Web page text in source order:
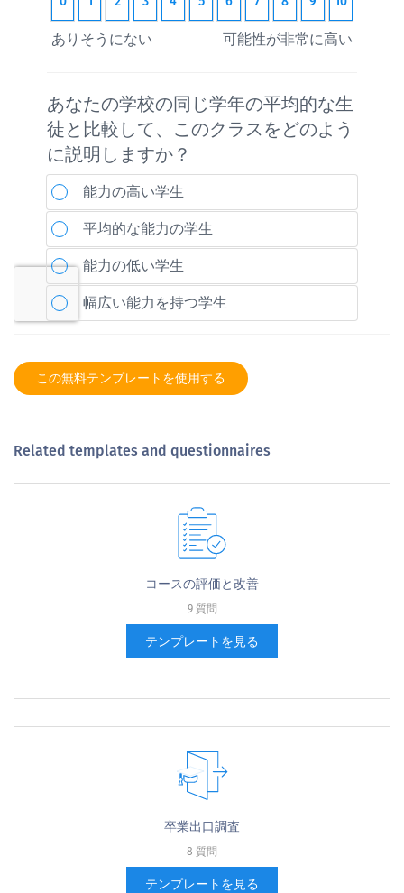
この無料テンプレートを使用する
Related templates and questionnaires
コー​​スの評価と改善
9 質問
テンプレートを見る
卒業出口調査
8 質問
テンプレートを見る